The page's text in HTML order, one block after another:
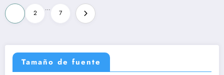
Navegación
de
entradas
2
…
7
Tamaño de fuente